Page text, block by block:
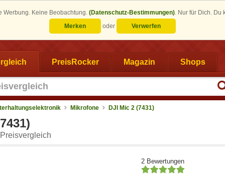
Werbung. Keine Beobachtung. (Datenschutz-Bestimmungen). Nur für Dich. Du
Merken
oder Verwerfen
PreisRocker Magazin Shops
Mikrofone DJI Mic 2 (7431)
2 Bewertungen